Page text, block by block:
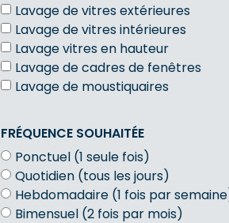
Lavage de vitres extérieures
Lavage de vitres intérieures
Lavage vitres en hauteur
Lavage de cadres de fenêtres
Lavage de moustiquaires
FRÉQUENCE SOUHAITÉE
Ponctuel (1 seule fois)
Quotidien (tous les jours)
Hebdomadaire (1 fois par
Bimensuel (2 fois par mois)